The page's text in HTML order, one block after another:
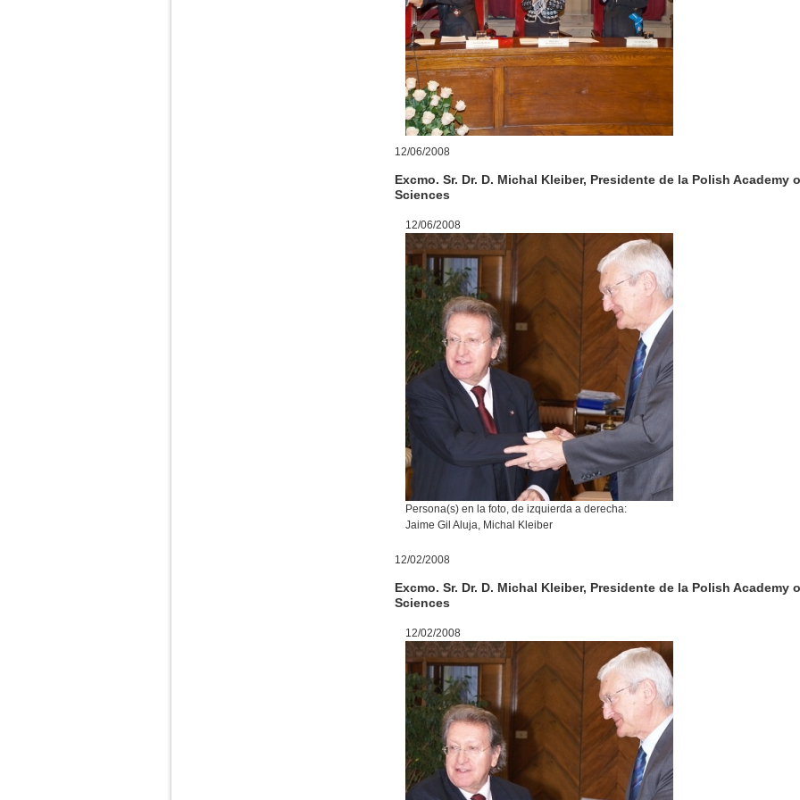
12/06/2008
Excmo. Sr. Dr. D. Michal Kleiber, Presidente de la Polish Academy
Sciences
12/06/2008
Persona(s) en la foto, de izquierda a derecha:
Jaime Gil Aluja, Michal Kleiber
12/02/2008
Excmo. Sr. Dr. D. Michal Kleiber, Presidente de la Polish Academy
Sciences
12/02/2008